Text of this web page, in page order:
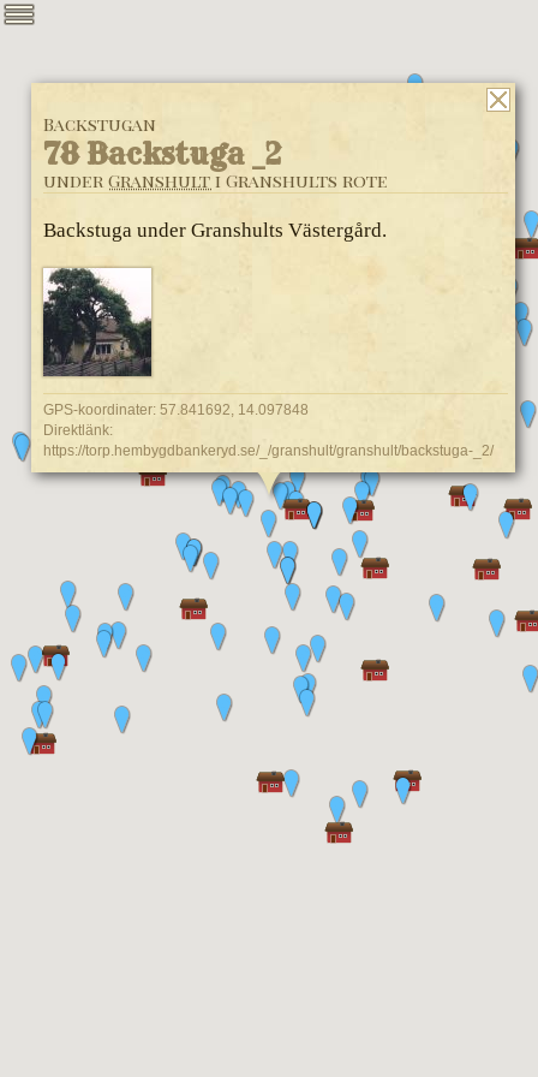
Backstugan
78 Backstuga _2
underGranshulti Granshults rote
Backstuga under Granshults Västergård.
GPS-koordinater: 57.841692, 14.097848
Direktlänk:
https://torp.hembygdbankeryd.se/_/granshult/granshult/backstuga-_2/